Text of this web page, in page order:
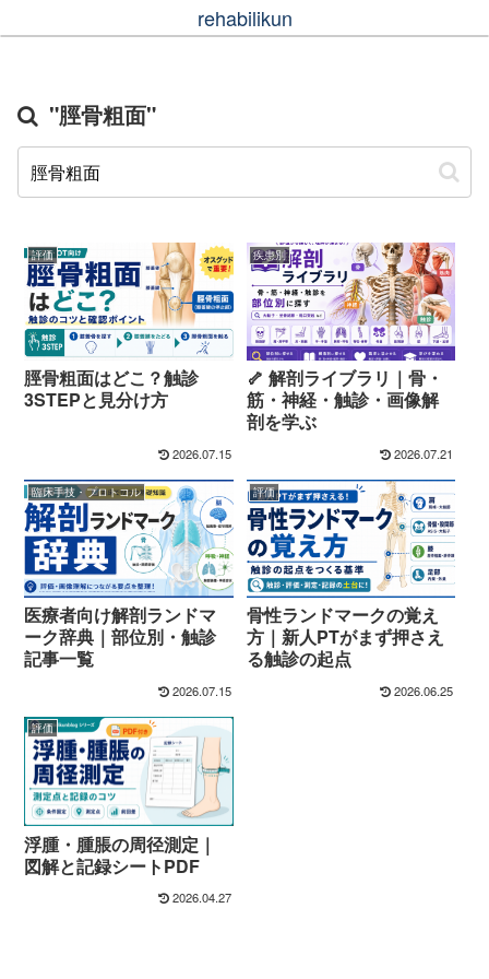
rehabilikun
"脛骨粗面"
評価
脛骨粗面はどこ？触診
3STEPと見分け方
2026.07.15
疾患別
🦴 解剖ライブラリ｜骨・
筋・神経・触診・画像解
剖を学ぶ
2026.07.21
臨床手技・プロトコル
医療者向け解剖ランドマ
ーク辞典｜部位別・触診
記事一覧
2026.07.15
評価
骨性ランドマークの覚え
方｜新人PTがまず押さえ
る触診の起点
2026.06.25
評価
浮腫・腫脹の周径測定｜
図解と記録シートPDF
2026.04.27